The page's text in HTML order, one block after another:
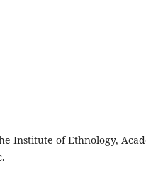
Institute of Ethnology,